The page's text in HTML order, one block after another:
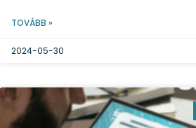
TOVÁBB »
2024-05-30